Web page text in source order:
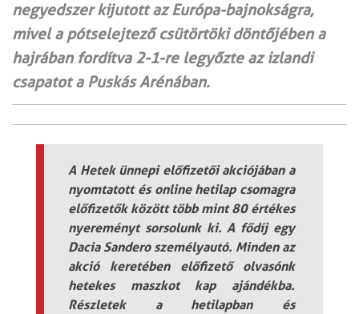
negyedszer kijutott az Európa-bajnokságra,
mivel a pótselejtező csütörtöki döntőjében a
hajrában fordítva 2-1-re legyőzte az izlandi
csapatot a Puskás Arénában.
A Hetek ünnepi előfizetői akciójában a
nyomtatott és online hetilap csomagra
előfizetők között több mint 80 értékes
nyereményt sorsolunk ki. A fődíj egy
Dacia Sandero személyautó. Minden az
akció keretében előfizető olvasónk
hetekes maszkot kap ajándékba.
Részletek a hetilapban és